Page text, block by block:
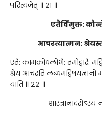
परित्यजेत् ॥ २१ ॥
एतैर्विमुक्त:
आचरत्यात्मन:
एतै: कामक्रोधलोभै: तमोद्वारै:
श्रेय आचरति
याति ॥ २२ ॥